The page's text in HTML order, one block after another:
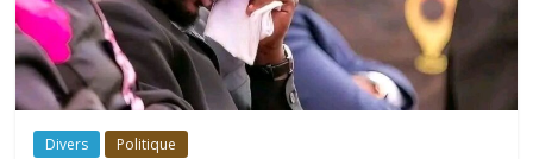
Divers Politique